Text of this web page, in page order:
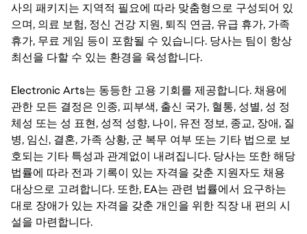
사의 패키지는 지역적 필요에 따라 맞춤형으로 구성되어 있
으며, 의료 보험, 정신 건강 지원, 퇴직 연금, 유급 휴가, 가족
휴가, 무료 게임 등이 포함될 수 있습니다. 당사는 팀이 항상
최선을 다할 수 있는 환경을 육성합니다.
Electronic Arts는 동등한 고용 기회를 제공합니다. 채용에
관한 모든 결정은 인종, 피부색, 출신 국가, 혈통, 성별, 성 정
체성 또는 성 표현, 성적 성향, 나이, 유전 정보, 종교, 장애, 질
병, 임신, 결혼, 가족 상황, 군 복무 여부 또는 기타 법으로 보
호되는 기타 특성과 관계없이 내려집니다. 당사는 또한 해당
법률에 따라 전과 기록이 있는 자격을 갖춘 지원자도 채용
대상으로 고려합니다. 또한, EA는 관련 법률에서 요구하는
대로 장애가 있는 자격을 갖춘 개인을 위한 직장 내 편의 시
설을 마련합니다.